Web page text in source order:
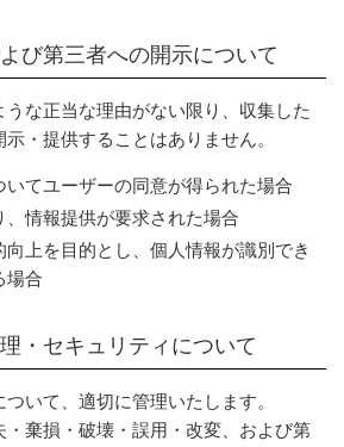
び第三者への開示について
な正当な理由がない限り、収集した
・提供することはありません。
てユーザーの同意が得られた場合
情報提供が要求された場合
上を目的とし、個人情報が識別でき
場合
・セキュリティについて
いて、適切に管理いたします。
棄損・破壊・誤用・改変、および第